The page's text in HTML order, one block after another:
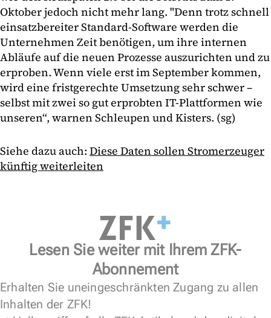
Oktober jedoch nicht mehr lang. "Denn trotz schnell
einsatzbereiter Standard-Software werden die
Unternehmen Zeit benötigen, um ihre internen
Abläufe auf die neuen Prozesse auszurichten und zu
erproben. Wenn viele erst im September kommen,
wird eine fristgerechte Umsetzung sehr schwer –
selbst mit zwei so gut erprobten IT-Plattformen wie
unseren“, warnen Schleupen und Kisters. (sg)
Siehe dazu auch: Diese Daten sollen Stromerzeuger
künftig weiterleiten
Lesen Sie weiter mit Ihrem ZFK-
Abonnement
Erhalten Sie uneingeschränkten Zugang zu allen
Inhalten der ZFK!